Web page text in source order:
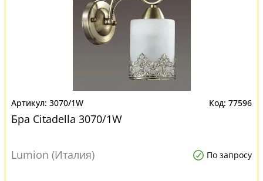
3070/1W 77596
Бра Citadella 3070/1W
Lumion (Италия) По запросу